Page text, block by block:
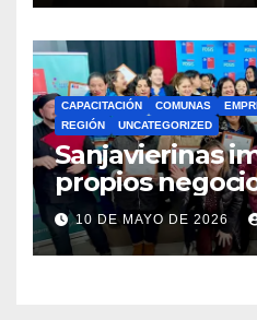
CAPACITACIÓN COMUNAS
REGIÓN
UNCATEGORIZED
Sanjavierinas
propios
capacitarse
10 DE MAYO DE 2026